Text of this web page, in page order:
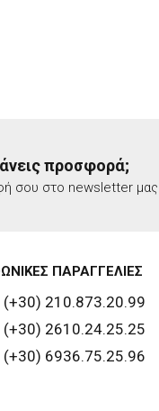
προσφορά;
σου στο newsletter
ΠΑΡΑΓΓΕΛΙΕΣ
(+30) 210.873.20.99
(+30) 2610.24.25.25
(+30) 6936.75.25.96